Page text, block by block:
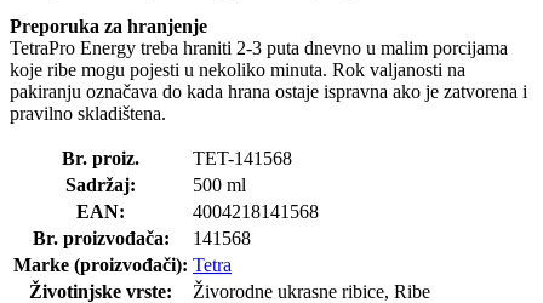
Preporuka za hranjenje
TetraPro Energy treba hraniti 2-3 puta dnevno u malim porcijama
koje ribe mogu pojesti u nekoliko minuta. Rok valjanosti na
pakiranju označava do kada hrana ostaje ispravna ako je zatvorena i
pravilno skladištena.
Br. proiz.
TET-141568
Sadržaj:
500 ml
EAN:
4004218141568
Br. proizvođača:
141568
Marke (proizvođači): Tetra
Životinjske vrste:
Živorodne ukrasne ribice, Ribe